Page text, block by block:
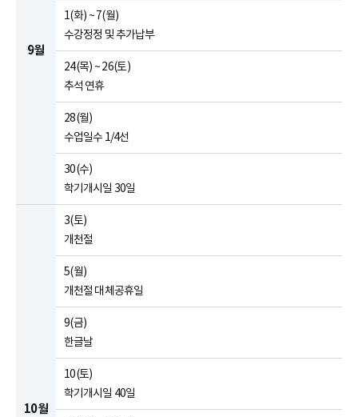
9월
1(화) ~ 7(월)
수강정정 및 추가납부
24(목) ~ 26(토)
추석 연휴
28(월)
수업일수 1/4선
30(수)
학기개시일 30일
10월
3(토)
개천절
5(월)
개천절 대체공휴일
9(금)
한글날
10(토)
학기개시일 40일